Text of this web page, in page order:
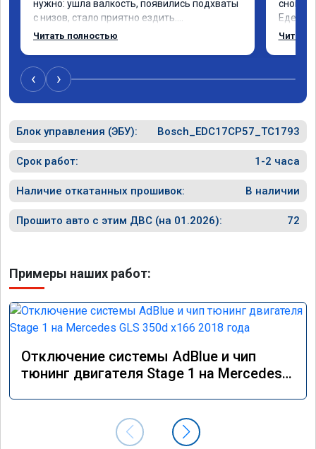
нужно: ушла валкость, появились подхваты
с низов, стало приятно ездить.
Одни из лучших трат, в авто! 🔥
Читать полностью
снова
Едет
Читать
‹ ›
Блок управления (ЭБУ): Bosch_EDC17CP57_TC1793
Срок работ: 1-2 часа
Наличие откатанных прошивок: В наличии
Прошито авто с этим ДВС (на 01.2026): 72
Примеры наших работ:
Отключение системы AdBlue и чип
тюнинг двигателя Stage 1 на Mercedes